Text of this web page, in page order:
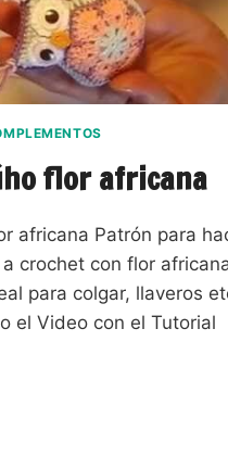
flor africana
africana Patrón para
crochet con flor
para colgar, llaveros
el Video con el Tutorial